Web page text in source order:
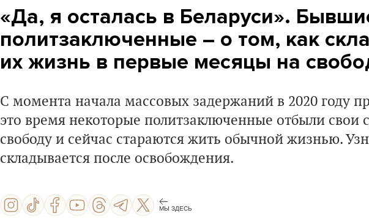
«Да, я осталась в Беларуси».
политзаключенные – о том, как
их жизнь в первые месяцы на
С момента начала массовых задержаний в 2020 году
это время некоторые политзаключенные отбыли свои
свободу и сейчас стараются жить обычной жизнью.
складывается после освобождения.
МЫ ЗДЕСЬ